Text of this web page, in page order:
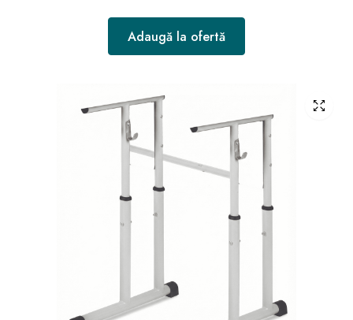
Adaugă la ofertă